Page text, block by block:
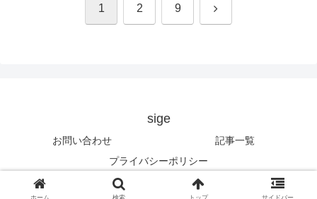
1 2 9 次
sige
お問い合わせ
記事一覧
プライバシーポリシー
ホーム 検索 トップ サイドバー